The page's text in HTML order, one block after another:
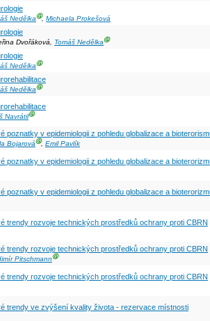
NedělkaⒼ, Michaela Prokešová
Dvořáková, Tomáš NedělkaⒼ
NedělkaⒼ
NedělkaⒼ
NavrátilⒼ
poznatky v epidemiologii z pohledu globalizace a
BojarováⒼ, Emil Pavlík
poznatky v epidemiologii z pohledu globalizace a
poznatky v epidemiologii z pohledu globalizace a
trendy rozvoje technických prostředků ochrany proti CBRN
trendy rozvoje technických prostředků ochrany proti CBRN
PitschmannⒼ
trendy rozvoje technických prostředků ochrany proti CBRN
trendy ve zvýšení kvality života - rezervace místnosti